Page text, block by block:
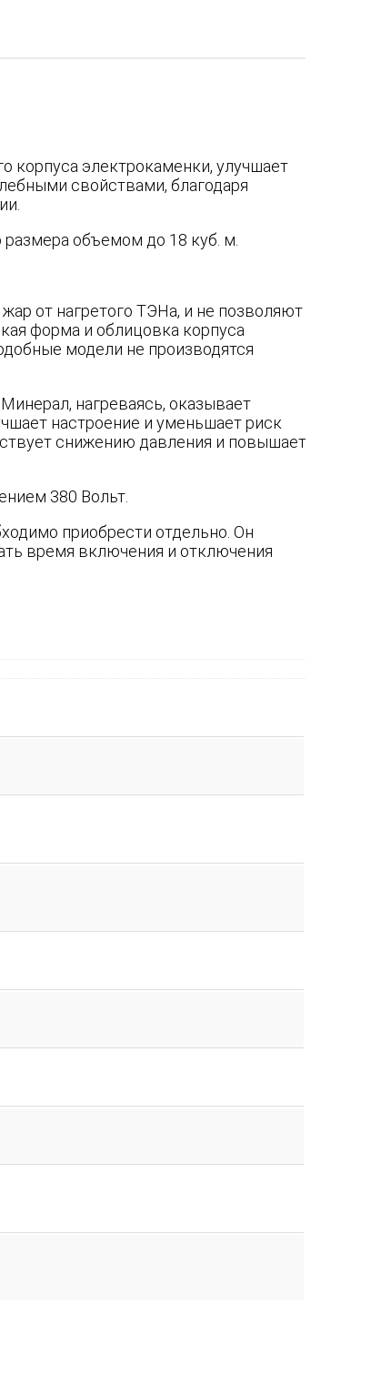
корпуса электрокаменки, улучшает
свойствами, благодаря
объемом до 18 куб. м.
от нагретого ТЭНа, и не позволяют
форма и облицовка корпуса
модели не производятся
нагреваясь, оказывает
настроение и уменьшает риск
снижению давления и повышает
380 Вольт.
приобрести отдельно. Он
время включения и отключения